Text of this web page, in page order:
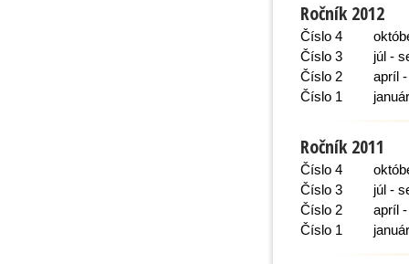
Ročník 2012
Číslo 4
Číslo 3
júl -
Číslo 2
apríl
Číslo 1
Ročník 2011
Číslo 4
Číslo 3
júl -
Číslo 2
apríl
Číslo 1